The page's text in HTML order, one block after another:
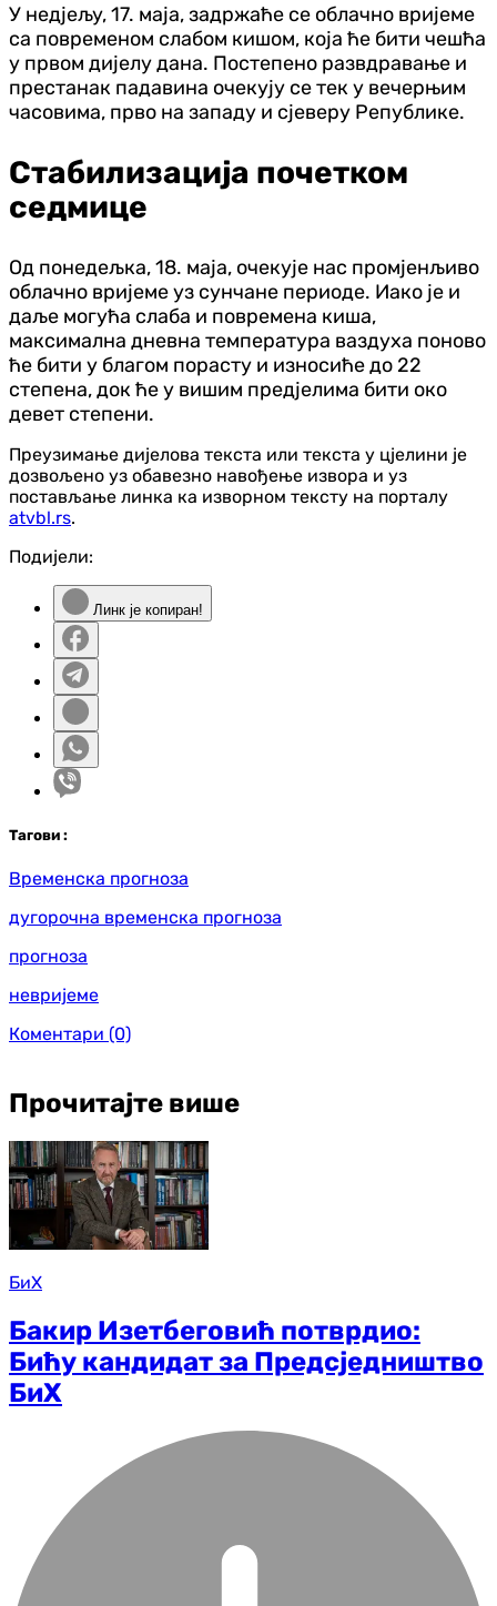
У недјељу, 17. маја, задржаће се облачно вријеме
са повременом слабом кишом, која ће бити чешћа
у првом дијелу дана. Постепено развдравање и
престанак падавина очекују се тек у вечерњим
часовима, прво на западу и сјеверу Републике.
Стабилизација почетком
седмице
Од понедељка, 18. маја, очекује нас промјенљиво
облачно вријеме уз сунчане периоде. Иако је и
даље могућа слаба и повремена киша,
максимална дневна температура ваздуха поново
ће бити у благом порасту и износиће до 22
степена, док ће у вишим предјелима бити око
девет степени.
Преузимање дијелова текста или текста у цјелини је
дозвољено уз обавезно навођење извора и уз
постављање линка ка изворном тексту на порталу
atvbl.rs.
Подијели:
Линк је копиран!
Тагови :
Временска прогноза
дугорочна временска прогноза
прогноза
невријеме
Коментари (0)
Прочитајте више
БиХ
Бакир Изетбеговић потврдио:
Бићу кандидат за Предсједништво
БиХ